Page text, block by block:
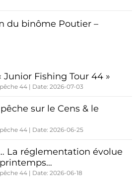
du binôme Poutier –
Fishing Tour 44 »
44 Date: 2026-07-03
sur le Cens & le
44 Date: 2026-06-25
La réglementation évolue
44 Date: 2026-06-18